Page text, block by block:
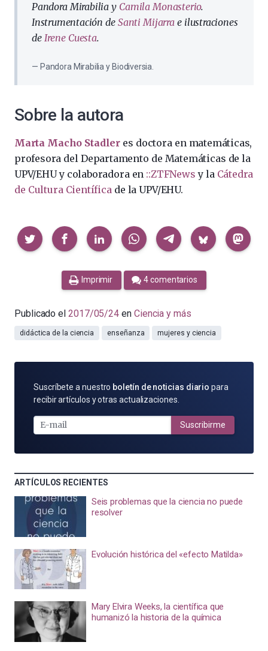
Pandora Mirabilia y Camila Monasterio.
Instrumentación deSanti Mijarrae ilustraciones
de Irene Cuesta.
Pandora Mirabilia y Biodiversia.
Sobre la autora
Marta Macho Stadler es doctora en matemáticas,
profesora del Departamento de Matemáticas de la
UPV/EHU y colaboradora en ::ZTFNews y la Cátedra
de Cultura Científicade la UPV/EHU.
Compartir
Imprimir 4 comentarios
Publicado el 2017/05/24 en Ciencia y más
didáctica de la ciencia enseñanza mujeres y ciencia
SUSCRÍBETE
POR
MAIL
Suscríbete a nuestro boletín de noticias diario para
recibir artículos y otras actualizaciones.
Suscribirme
ARTÍCULOS RECIENTES
Seis problemas que la ciencia no puede
resolver
Evolución histórica del «efecto Matilda»
Mary Elvira Weeks, la científica que
humanizó la historia de la química